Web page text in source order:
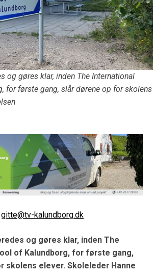
og gøres klar, inden The International
for første gang, slår dørene op for skolens
gitte@tv-kalundborg.dk
og gøres klar, inden The
of Kalundborg, for første gang,
skolens elever. Skoleleder Hanne